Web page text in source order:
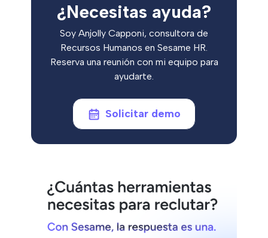
¿Necesitas ayuda?
Soy Anjolly Capponi, consultora de
Recursos Humanos en Sesame HR.
Reserva una reunión con mi equipo para
ayudarte.
Solicitar demo